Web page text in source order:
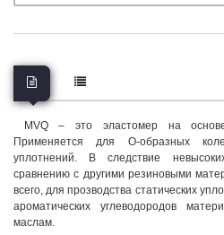
MVQ – это эластомер на основе
Применяется для О-образных
уплотнений. В следствие
сравнению с другими резиновыми
всего, для прозводства статических
ароматических углеводородов
маслам.